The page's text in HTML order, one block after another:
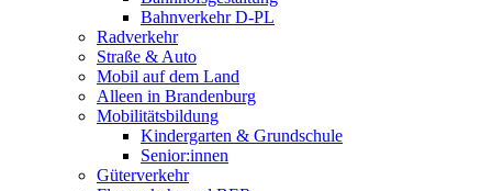
Bahnverkehr D-PL
Radverkehr
Straße & Auto
Mobil auf dem Land
Alleen in Brandenburg
Mobilitätsbildung
Kindergarten & Grundschule
Senior:innen
Güterverkehr